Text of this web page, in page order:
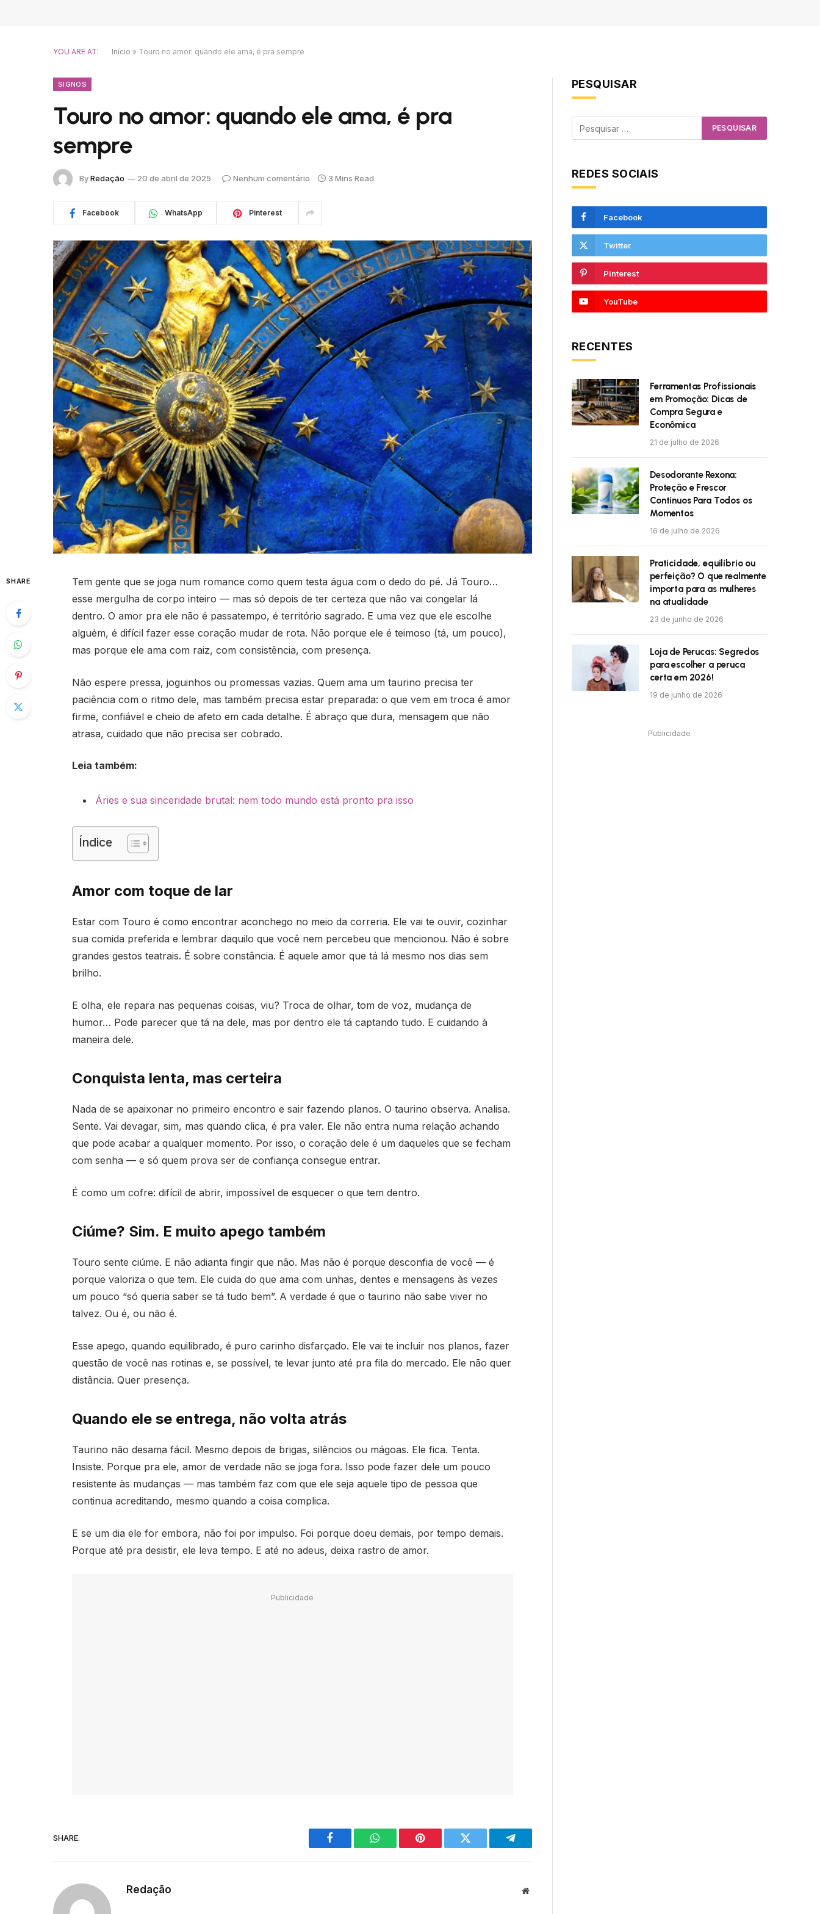
YOU ARE AT: Início » Touro no amor: quando ele ama, é pra sempre
SIGNOS
Touro no amor: quando ele ama, é pra
sempre
ByRedação 20 de abril de 2025 Nenhum comentário 3 Mins Read
Facebook WhatsApp Pinterest
SHARE
Tem gente que se joga num romance como quem testa água com o dedo do pé. Já Touro…
esse mergulha de corpo inteiro — mas só depois de ter certeza que não vai congelar lá
dentro. O amor pra ele não é passatempo, é território sagrado. E uma vez que ele escolhe
alguém, é difícil fazer esse coração mudar de rota. Não porque ele é teimoso (tá, um pouco),
mas porque ele ama com raiz, com consistência, com presença.
Não espere pressa, joguinhos ou promessas vazias. Quem ama um taurino precisa ter
paciência com o ritmo dele, mas também precisa estar preparada: o que vem em troca é amor
firme, confiável e cheio de afeto em cada detalhe. É abraço que dura, mensagem que não
atrasa, cuidado que não precisa ser cobrado.
Leia também:
Áries e sua sinceridade brutal: nem todo mundo está pronto pra isso
Índice
Amor com toque de lar
Estar com Touro é como encontrar aconchego no meio da correria. Ele vai te ouvir, cozinhar
sua comida preferida e lembrar daquilo que você nem percebeu que mencionou. Não é sobre
grandes gestos teatrais. É sobre constância. É aquele amor que tá lá mesmo nos dias sem
brilho.
E olha, ele repara nas pequenas coisas, viu? Troca de olhar, tom de voz, mudança de
humor… Pode parecer que tá na dele, mas por dentro ele tá captando tudo. E cuidando à
maneira dele.
Conquista lenta, mas certeira
Nada de se apaixonar no primeiro encontro e sair fazendo planos. O taurino observa. Analisa.
Sente. Vai devagar, sim, mas quando clica, é pra valer. Ele não entra numa relação achando
que pode acabar a qualquer momento. Por isso, o coração dele é um daqueles que se fecham
com senha — e só quem prova ser de confiança consegue entrar.
É como um cofre: difícil de abrir, impossível de esquecer o que tem dentro.
Ciúme? Sim. E muito apego também
Touro sente ciúme. E não adianta fingir que não. Mas não é porque desconfia de você — é
porque valoriza o que tem. Ele cuida do que ama com unhas, dentes e mensagens às vezes
um pouco “só queria saber se tá tudo bem”. A verdade é que o taurino não sabe viver no
talvez. Ou é, ou não é.
Esse apego, quando equilibrado, é puro carinho disfarçado. Ele vai te incluir nos planos, fazer
questão de você nas rotinas e, se possível, te levar junto até pra fila do mercado. Ele não quer
distância. Quer presença.
Quando ele se entrega, não volta atrás
Taurino não desama fácil. Mesmo depois de brigas, silêncios ou mágoas. Ele fica. Tenta.
Insiste. Porque pra ele, amor de verdade não se joga fora. Isso pode fazer dele um pouco
resistente às mudanças — mas também faz com que ele seja aquele tipo de pessoa que
continua acreditando, mesmo quando a coisa complica.
E se um dia ele for embora, não foi por impulso. Foi porque doeu demais, por tempo demais.
Porque até pra desistir, ele leva tempo. E até no adeus, deixa rastro de amor.
Publicidade
SHARE.
Facebook WhatsAppPinterest Twitter Telegram
Redação Website
PESQUISAR
REDES SOCIAIS
Facebook
Twitter
Pinterest
YouTube
RECENTES
Ferramentas Profissionais
em Promoção: Dicas de
Compra Segura e
Econômica
21 de julho de 2026
Desodorante Rexona:
Proteção e Frescor
Contínuos Para Todos os
Momentos
16 de julho de 2026
Praticidade, equilíbrio ou
perfeição? O que realmente
importa para as mulheres
na atualidade
23 de junho de 2026
Loja de Perucas: Segredos
para escolher a peruca
certa em 2026!
19 de junho de 2026
Publicidade